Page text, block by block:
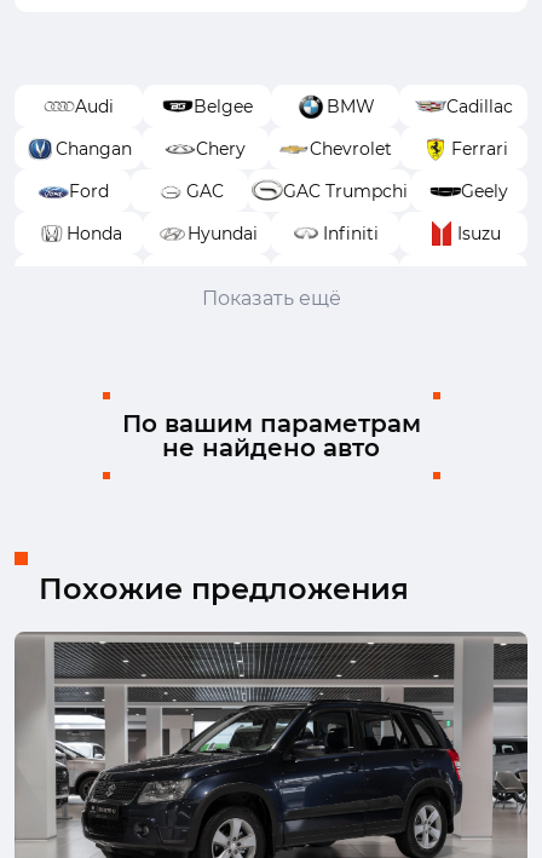
Audi Belgee BMW
Cadillac
Changan
Chery Chevrolet
Ferrari
Ford
GAC GAC Trumpchi
Geely
Honda
Hyundai Infiniti
Isuzu
Skoda
Volkswagen Volvo
Показать ещё
По вашим параметрам
не найдено авто
Похожие предложения